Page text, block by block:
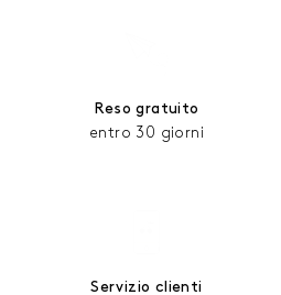
Reso gratuito
entro 30 giorni
Servizio clienti